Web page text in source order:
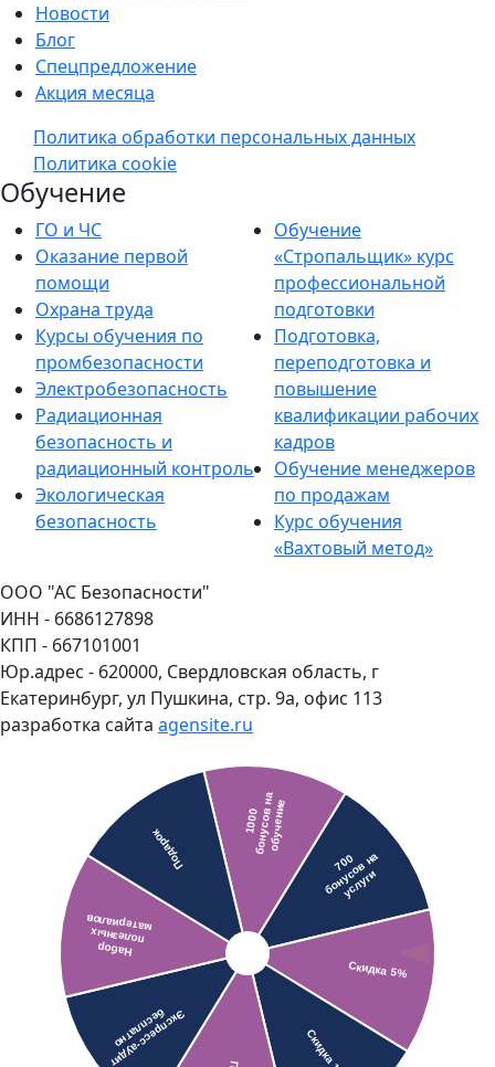
Новости
Блог
Спецпредложение
Акция месяца
Политика обработки персональных данных
Политика cookie
Обучение
ГО и ЧС
Оказание первой
помощи
Охрана труда
Курсы обучения по
промбезопасности
Электробезопасность
Радиационная
безопасность и
радиационный контроль
Экологическая
безопасность
Обучение
«Стропальщик» курс
профессиональной
подготовки
Подготовка,
переподготовка и
повышение
квалификации рабочих
кадров
Обучение менеджеров
по продажам
Курс обучения
«Вахтовый метод»
ООО "АС Безопасности"
ИНН - 6686127898
КПП - 667101001
Юр.адрес - 620000, Свердловская область, г
Екатеринбург, ул Пушкина, стр. 9а, офис 113
разработка сайта agensite.ru